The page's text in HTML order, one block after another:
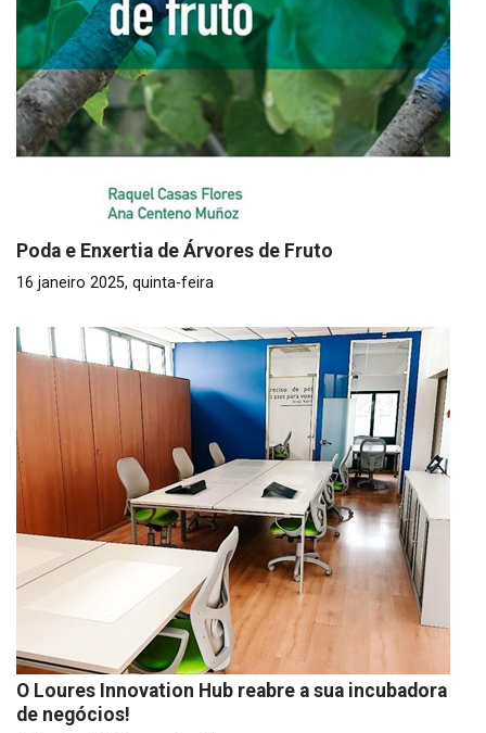
Poda e Enxertia de Árvores de Fruto
16 janeiro 2025, quinta-feira
O Loures Innovation Hub reabre a sua incubadora
de negócios!